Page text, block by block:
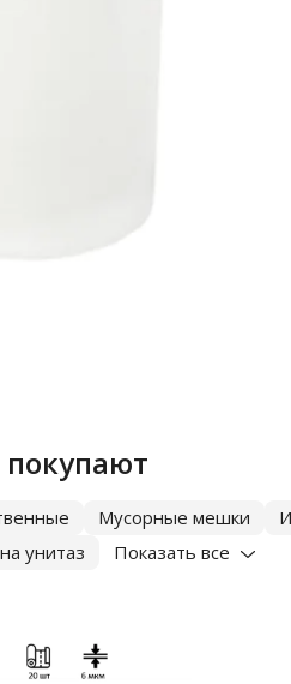
Мусорные мешки
унитаз
Показать все